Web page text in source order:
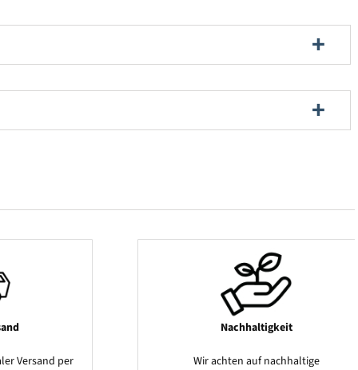
Versand per
Nachhaltigkeit
Wir achten auf nachhaltige